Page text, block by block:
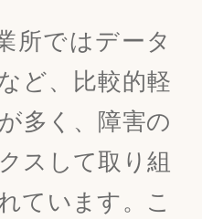
所ではデータ
ど、比較的軽
多く、障害の
スして取り組
ています。こ